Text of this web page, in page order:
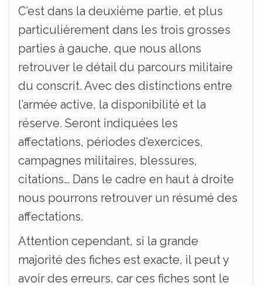
C’est dans la deuxième partie, et plus
particulièrement dans les trois grosses
parties à gauche, que nous allons
retrouver le détail du parcours militaire
du conscrit. Avec des distinctions entre
l’armée active, la disponibilité et la
réserve. Seront indiquées les
affectations, périodes d’exercices,
campagnes militaires, blessures,
citations… Dans le cadre en haut à droite
nous pourrons retrouver un résumé des
affectations.
Attention cependant, si la grande
majorité des fiches est exacte, il peut y
avoir des erreurs, car ces fiches sont le